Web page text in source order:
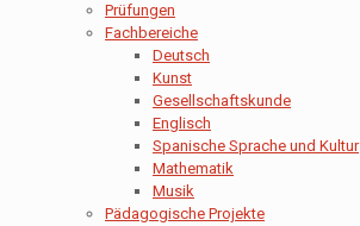
Prüfungen
Fachbereiche
Deutsch
Kunst
Gesellschaftskunde
Englisch
Spanische Sprache und Kultur
Mathematik
Musik
Pädagogische Projekte